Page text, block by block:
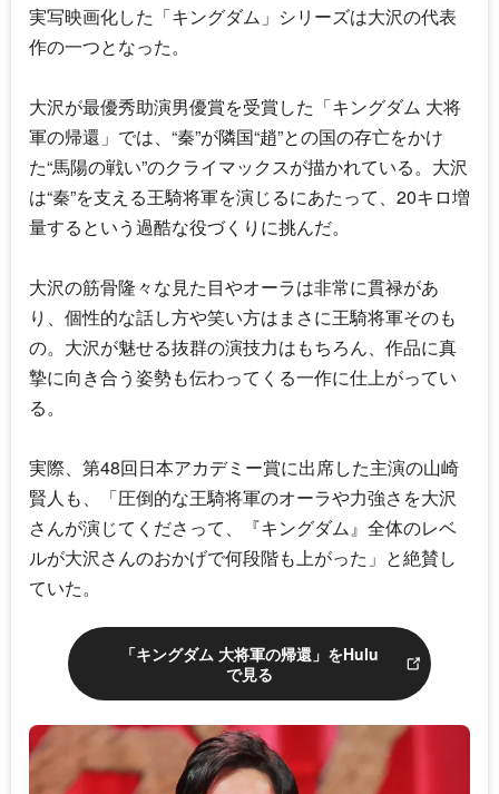
実写映画化した「キングダム」シリーズは大沢の代表
作の一つとなった。
大沢が最優秀助演男優賞を受賞した「キングダム 大将
軍の帰還 」では、“秦”が隣国“趙”との国の存亡をかけ
た“馬陽の戦い”のクライマックスが描かれている。大沢
は“秦”を支える王騎将軍を演じるにあたって、20キロ増
量するという過酷な役づくりに挑んだ。
大沢の筋骨隆々な見た目やオーラは非常に貫禄があ
り、個性的な話し方や笑い方はまさに王騎将軍そのも
の。大沢が魅せる抜群の演技力はもちろん、作品に真
摯に向き合う姿勢も伝わってくる一作に仕上がってい
る。
実際、第48回日本アカデミー賞に出席した主演の山崎
賢人も、「圧倒的な王騎将軍のオーラや力強さを大沢
さんが演じてくださって、『キングダム』全体のレベ
ルが大沢さんのおかげで何段階も上がった」と絶賛し
ていた。
「キングダム 大将軍の帰還」をHulu
で見る